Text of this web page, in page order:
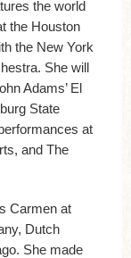
the world
the Houston
the New York
She will
Adams’ El
State
at
and The
Carmen at
Dutch
She made